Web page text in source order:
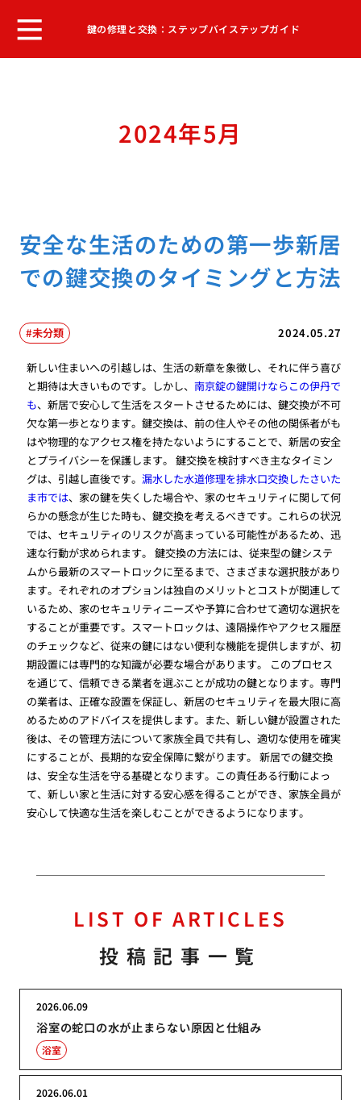
鍵の修理と交換：ステップバイステップガイド
2024年5月
安全な生活のための第一歩新居
での鍵交換のタイミングと方法
2024.05.27
未分類
新しい住まいへの引越しは、生活の新章を象徴し、それに伴う喜び
と期待は大きいものです。しかし、南京錠の鍵開けならこの伊丹で
も、新居で安心して生活をスタートさせるためには、鍵交換が不可
欠な第一歩となります。鍵交換は、前の住人やその他の関係者がも
はや物理的なアクセス権を持たないようにすることで、新居の安全
とプライバシーを保護します。 鍵交換を検討すべき主なタイミン
グは、引越し直後です。漏水した水道修理を排水口交換したさいた
ま市では、家の鍵を失くした場合や、家のセキュリティに関して何
らかの懸念が生じた時も、鍵交換を考えるべきです。これらの状況
では、セキュリティのリスクが高まっている可能性があるため、迅
速な行動が求められます。 鍵交換の方法には、従来型の鍵システ
ムから最新のスマートロックに至るまで、さまざまな選択肢があり
ます。それぞれのオプションは独自のメリットとコストが関連して
いるため、家のセキュリティニーズや予算に合わせて適切な選択を
することが重要です。スマートロックは、遠隔操作やアクセス履歴
のチェックなど、従来の鍵にはない便利な機能を提供しますが、初
期設置には専門的な知識が必要な場合があります。 このプロセス
を通じて、信頼できる業者を選ぶことが成功の鍵となります。専門
の業者は、正確な設置を保証し、新居のセキュリティを最大限に高
めるためのアドバイスを提供します。また、新しい鍵が設置された
後は、その管理方法について家族全員で共有し、適切な使用を確実
にすることが、長期的な安全保障に繋がります。 新居での鍵交換
は、安全な生活を守る基礎となります。この責任ある行動によっ
て、新しい家と生活に対する安心感を得ることができ、家族全員が
安心して快適な生活を楽しむことができるようになります。
LIST OF ARTICLES
投稿記事一覧
浴室の蛇口の水が止まらない原因と仕組み
2026.06.09
浴室
2026.06.01